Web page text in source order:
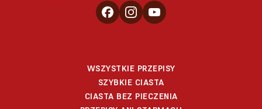
WSZYSTKIE PRZEPISY
SZYBKIE CIASTA
CIASTA BEZ PIECZENIA